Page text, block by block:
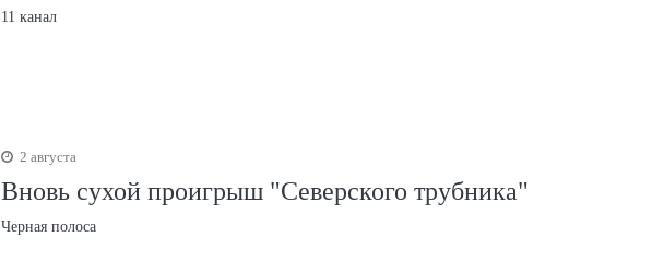
11 канал
2 августа
Вновь сухой проигрыш "Северского трубника"
Черная полоса